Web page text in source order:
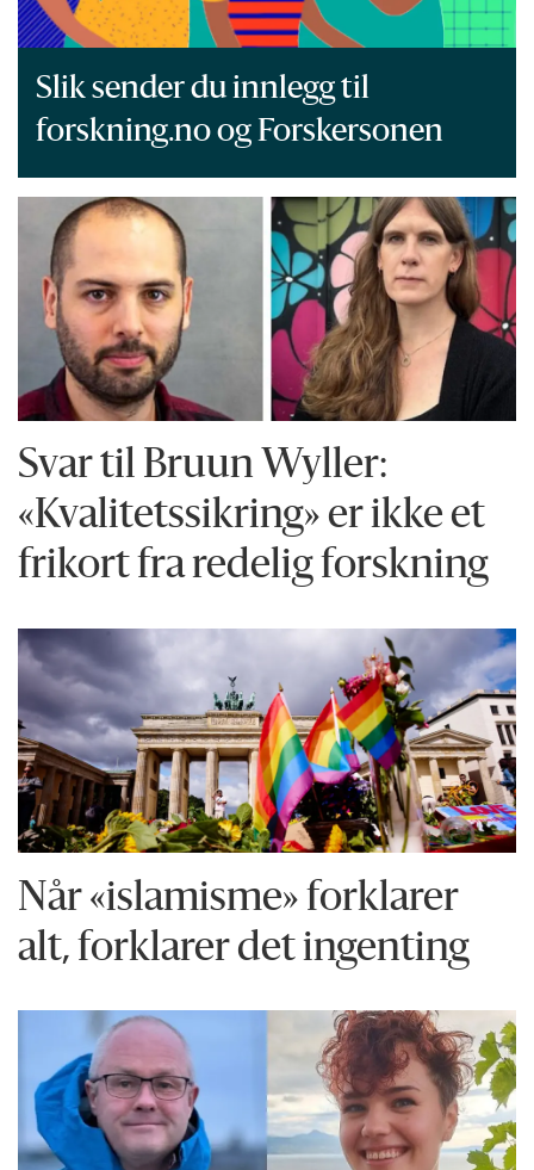
Slik sender du innlegg til
forskning.no og Forskersonen
Svar til Bruun Wyller:
«Kvalitetssikring» er ikke et
frikort fra redelig forskning
Når «islamisme» forklarer
alt, forklarer det ingenting